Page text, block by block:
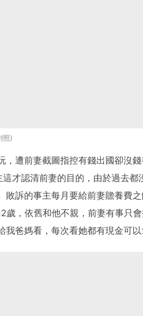
照
，遭前妻截圖指控有錢出國卻沒錢
才認清前妻的目的，由於過去都
敗訴的事主每月要給前妻贍養費
歲，依舊和他不親，前妻有事只
爸媽看，每次看她都有現金可以